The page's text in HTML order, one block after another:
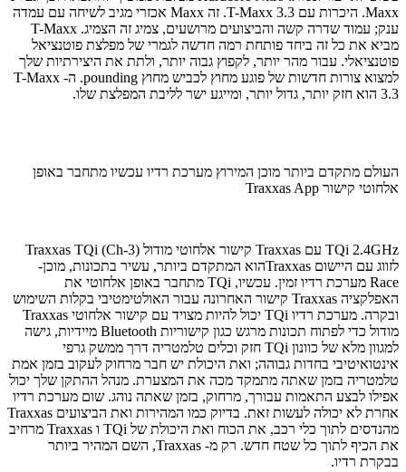
Maxx. היכרות עם T-Maxx 3.3. זה Maxx אכזרי מגיב לשיחה עם עמדה
ענק; עמוד שדרה קשה והביצועים מרושעים, צמיג זה הצמיג. T-Maxx
מביא את כל זה ביחד פותחת רמה חדשה לגמרי של מפלצת פוטנציאל
פוטנציאלי. עבור מהר יותר, לקפוץ גבוה יותר, ולתת את היצירתיות שלך
למצוא צורות חדשות של פוגע מחוץ לכביש מחוץ pounding. ה- T-Maxx
3.3 הוא חזק יותר, גדול יותר, ומייגע ישר לליבת המפלצת שלו.
העולם מתקדם ביותר מוכן המירוץ מערכת רדיו עכשיו מתחבר באופן
אלחוטי קישור Traxxas App
TQi 2.4GHz עם Traxxas קישור אלחוטי מודול (3-Ch) Traxxas TQi
לזווג עם היישום Traxxasהוא המתקדם ביותר, עשיר בתכונות, מוכן-
Race מערכת רדיו זמין. עכשיו, TQi מתחבר באופן אלחוטי את
האפלקציה Traxxas קישור האחרונה עבור האולטימטיבי בקלות השימוש
ובקרה. מערכת רדיו TQi יכול להיות מצויד עם קישור אלחוטי Traxxas
מודול כדי לפתוח תכונות מרגש כגון קישוריות Bluetooth מיידיות, גישה
למגוון מלא של כוונון TQi חזק וכלים טלמטריה דרך ממשק גרפי
אינטואיטיבי בחדות גבוהה; ואת היכולת יש חבר מרחוק לעקוב בזמן אמת
טלמטריה בזמן שאתה מתמקד מכה את המצערת. מנהל ההתקן שלך יכול
אפילו לבצע התאמות עבורך, מרחוק, בזמן שאתה נוהג. שום מערכת רדיו
אחרת לא יכולה לעשות זאת. בדיוק כמו המהירות ואת הביצועים Traxxas
מהנדסים לתוך כלי רכב, את הכוח ואת היכולת של TQi ו Traxxas מרחיב
את הכיף לתוך כל שטח חדש. רק מ- Traxxas, השם המהיר ביותר
בבקרת רדיו.